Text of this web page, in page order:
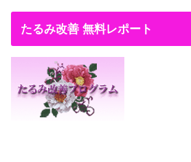
たるみ改善 無料レポート